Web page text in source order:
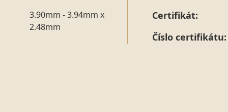
3.90mm - 3.94mm x
2.48mm
Certifikát:
Číslo certifikátu: